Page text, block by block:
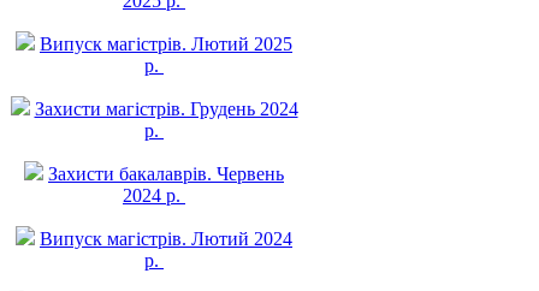
Випуск магістрів. Лютий 2025
р.
Захисти магістрів. Грудень 2024
р.
Захисти бакалаврів. Червень
2024 р.
Випуск магістрів. Лютий 2024
р.